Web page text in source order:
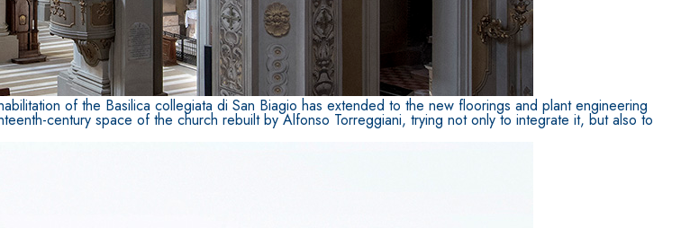
of the Basilica collegiata di San Biagio has extended to the new floorings and plant engineering
century space of the church rebuilt by Alfonso Torreggiani, trying not only to integrate it, but also to